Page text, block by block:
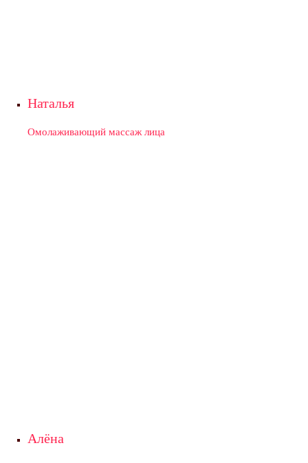
Наталья
Омолаживающий массаж лица
Алёна